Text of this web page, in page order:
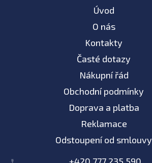
Úvod
O nás
Kontakty
Časté dotazy
Nákupní řád
Obchodní podmínky
Doprava a platba
Reklamace
Odstoupení od smlouvy